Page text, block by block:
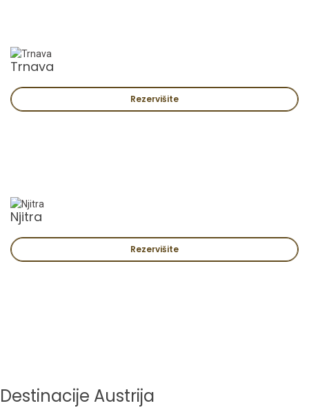
Trnava
Rezervišite
Njitra
Rezervišite
Destinacije Austrija